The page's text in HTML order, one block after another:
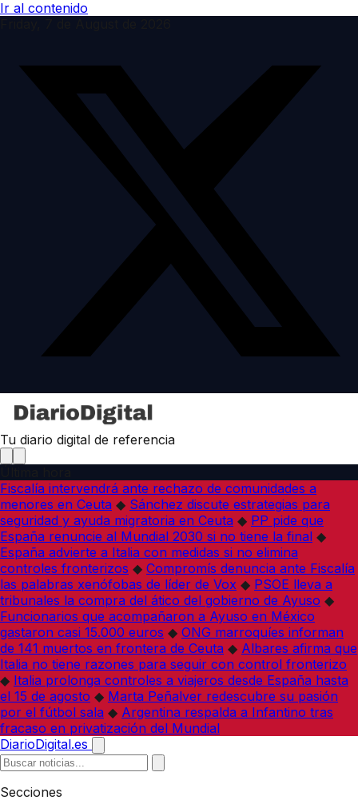
Ir al contenido
Tu diario digital de referencia
Fiscalía intervendrá ante rechazo de comunidades a
menores en Ceuta ◆ Sánchez discute estrategias para
seguridad y ayuda migratoria en Ceuta ◆ PP pide que
España renuncie al Mundial 2030 si no tiene la final ◆
España advierte a Italia con medidas si no elimina
controles fronterizos ◆ Compromís denuncia ante Fiscalía
las palabras xenófobas de líder de Vox ◆ PSOE lleva a
tribunales la compra del ático del gobierno de Ayuso ◆
Funcionarios que acompañaron a Ayuso en México
gastaron casi 15.000 euros ◆ ONG marroquíes informan
de 141 muertos en frontera de Ceuta ◆ Albares afirma que
Italia no tiene razones para seguir con control fronterizo
◆ Italia prolonga controles a viajeros desde España hasta
el 15 de agosto ◆ Marta Peñalver redescubre su pasión
por el fútbol sala ◆ Argentina respalda a Infantino tras
fracaso en privatización del Mundial
DiarioDigital.es
Secciones